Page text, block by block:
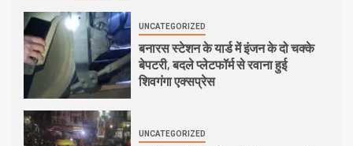
UNCATEGORIZED
बनारस स्टेशन के यार्ड में इंजन के दो चक्के
बेपटरी, बदले प्लेटफॉर्म से रवाना हुई
शिवगंगा एक्सप्रेस
UNCATEGORIZED